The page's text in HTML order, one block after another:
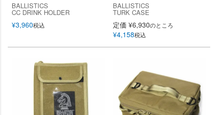
BALLISTICS
CC DRINK HOLDER
¥3,960税込
BALLISTICS
TURK CASE
定価 ¥6,930のところ
¥4,158税込